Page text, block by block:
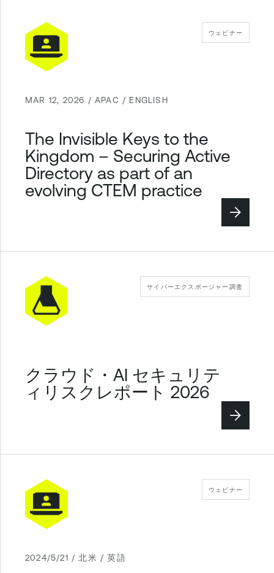
ウェビナー
MAR 12, 2026 / APAC / ENGLISH
The Invisible Keys to the
Kingdom – Securing Active
Directory as part of an
evolving CTEM practice
サイバーエクスポージャー調査
クラウド・AI セキュリテ
ィリスクレポート 2026
ウェビナー
2024/5/21 / 北米 / 英語